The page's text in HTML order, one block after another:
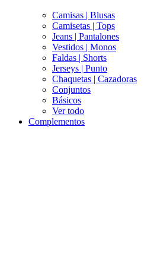
Camisas | Blusas
Camisetas | Tops
Jeans | Pantalones
Vestidos | Monos
Faldas | Shorts
Jerseys | Punto
Chaquetas | Cazadoras
Conjuntos
Básicos
Ver todo
Complementos